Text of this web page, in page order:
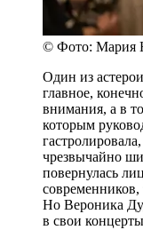
© Фото: Мария
Один из
главное,
внимания, а в
которым
чрезвычайно
повернулась
современников,
Но Вероника
в свои